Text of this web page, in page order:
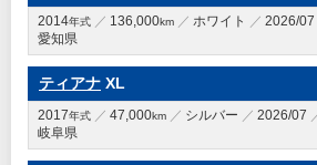
2014年式 136,000km ホワイト
2026/07
愛知県
ティアナ XL
2017年式 47,000km シルバー
2026/07
岐阜県